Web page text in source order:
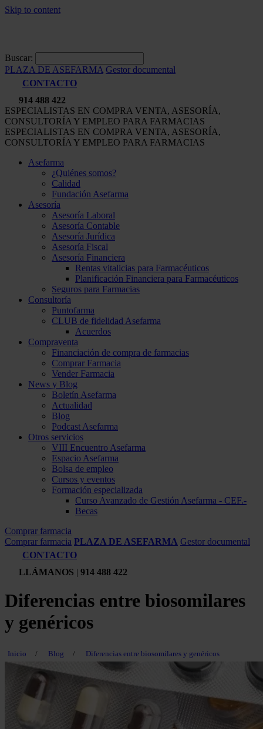
Skip to content
Buscar:
PLAZA DE ASEFARMA Gestor documental
CONTACTO
914 488 422
ESPECIALISTAS EN COMPRA VENTA, ASESORÍA,
CONSULTORÍA Y EMPLEO PARA FARMACIAS
ESPECIALISTAS EN COMPRA VENTA, ASESORÍA,
CONSULTORÍA Y EMPLEO PARA FARMACIAS
Asefarma
¿Quiénes somos?
Calidad
Fundación Asefarma
Asesoría
Asesoría Laboral
Asesoría Contable
Asesoría Jurídica
Asesoría Fiscal
Asesoría Financiera
Rentas vitalicias para Farmacéuticos
Planificación Financiera para Farmacéuticos
Seguros para Farmacias
Consultoría
Puntofarma
CLUB de fidelidad Asefarma
Acuerdos
Compraventa
Financiación de compra de farmacias
Comprar Farmacia
Vender Farmacia
News y Blog
Boletín Asefarma
Actualidad
Blog
Podcast Asefarma
Otros servicios
VIII Encuentro Asefarma
Espacio Asefarma
Bolsa de empleo
Cursos y eventos
Formación especializada
Curso Avanzado de Gestión Asefarma - CEF.-
Becas
Comprar farmacia
Comprar farmacia PLAZA DE ASEFARMA Gestor documental
CONTACTO
LLÁMANOS | 914 488 422
Diferencias entre biosomilares
y genéricos
Inicio / Blog / Diferencias entre biosomilares y genéricos